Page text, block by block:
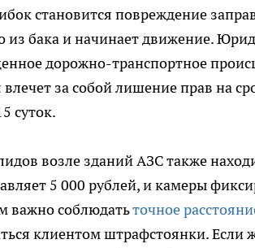
становится повреждение
из бака и начинает движение.
дорожно-транспортное
за собой лишение прав на
суток.
возле зданий АЗС также
5 000 рублей, и камеры
важно соблюдатьточное
клиентом штрафстоянки. Если